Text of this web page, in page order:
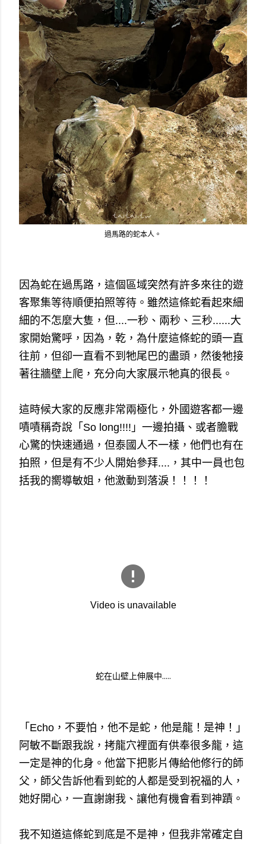
過馬路的蛇本人。
因為蛇在過馬路，這個區域突然有許多來往的遊
客聚集等待順便拍照等待。雖然這條蛇看起來細
細的不怎麼大隻，但....一秒、兩秒、三秒......大
家開始驚呼，因為，乾，為什麼這條蛇的頭一直
往前，但卻一直看不到牠尾巴的盡頭，然後牠接
著往牆壁上爬，充分向大家展示牠真的很長。
這時候大家的反應非常兩極化，外國遊客都一邊
嘖嘖稱奇說「So long!!!!」一邊拍攝、或者膽戰
心驚的快速通過，但泰國人不一樣，他們也有在
拍照，但是有不少人開始參拜....，其中一員也包
括我的嚮導敏姐，他激動到落淚！！！！
蛇在山壁上伸展中.....
「Echo，不要怕，他不是蛇，他是龍！是神！」
阿敏不斷跟我說，拷龍穴裡面有供奉很多龍，這
一定是神的化身。他當下把影片傳給他修行的師
父，師父告訴他看到蛇的人都是受到祝福的人，
她好開心，一直謝謝我、讓他有機會看到神蹟。
我不知道這條蛇到底是不是神，但我非常確定自